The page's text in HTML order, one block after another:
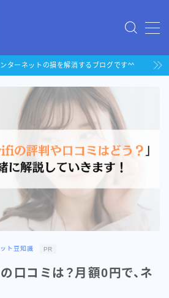
り」au携帯持ちにお
線
光回線
」ソフトバンク携帯
ターネットの損を解消するブログです^^
ト豆知識 PR
口コミは？月額0円で、ネ